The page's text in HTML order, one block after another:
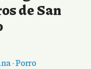
de San
-Porro